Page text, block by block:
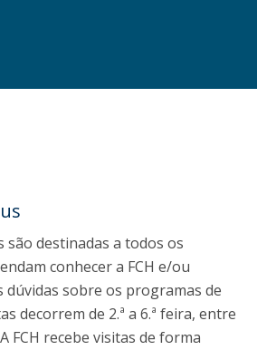
são destinadas a todos os
conhecer a FCH e/ou
dúvidas sobre os programas de
decorrem de 2.ª a 6.ª feira, entre
FCH recebe visitas de forma